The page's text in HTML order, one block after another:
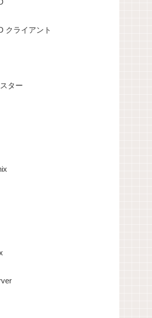
クライアント
ター